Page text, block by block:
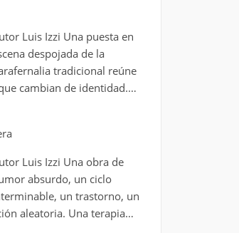
Luis Izzi Una puesta en
despojada de la
tradicional reúne
cambian de identidad.…
Luis Izzi Una obra de
absurdo, un ciclo
un trastorno, un
aleatoria. Una terapia…